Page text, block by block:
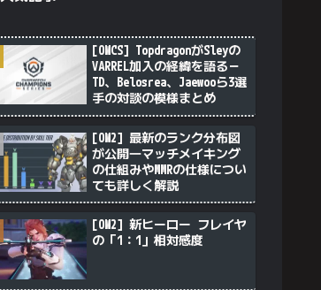
[OWCS] TopdragonがSleyの
VARREL加入の経緯を語る－
TD、Belosrea、Jaewooら3選
手の対談の模様まとめ
[OW2] 最新のランク分布図
が公開―マッチメイキング
の仕組みやMMRの仕様につい
ても詳しく解説
[OW2] 新ヒーロー フレイヤ
の「1：1」相対感度